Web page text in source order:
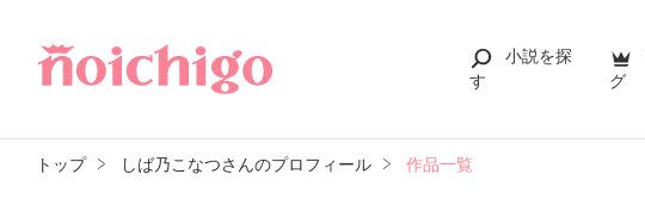
小説を探
す
グ
トップ しば乃こなつさんのプロフィール 作品一覧